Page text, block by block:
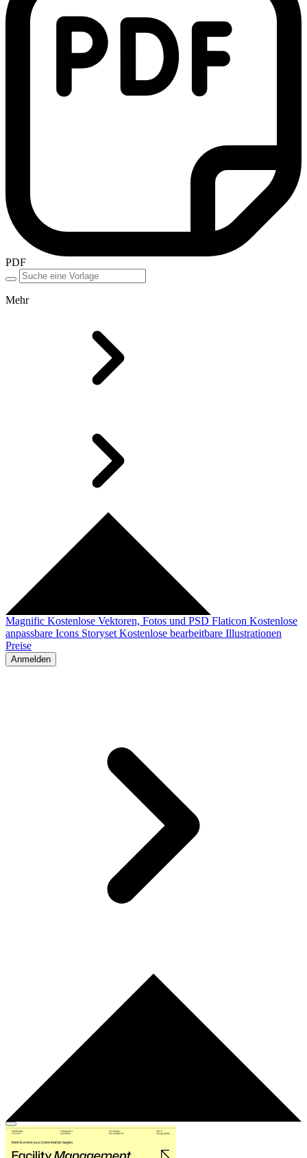
PDF
Mehr
Magnific Kostenlose Vektoren, Fotos und PSD Flaticon Kostenlose
anpassbare Icons Storyset Kostenlose bearbeitbare Illustrationen
Preise
Anmelden